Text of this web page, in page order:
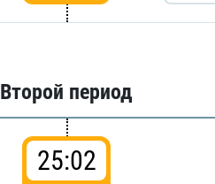
Второй период
25:02